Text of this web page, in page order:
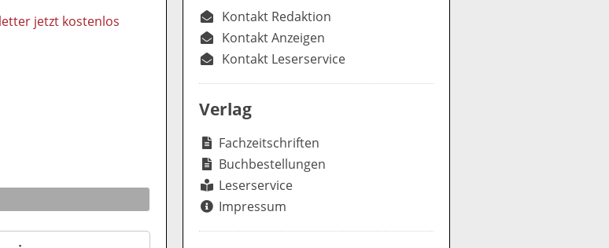
jetzt kostenlos
Kontakt Redaktion
Kontakt Anzeigen
Kontakt Leserservice
Verlag
Fachzeitschriften
Buchbestellungen
Leserservice
Impressum